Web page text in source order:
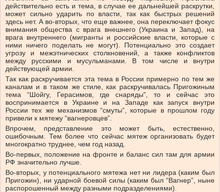
действительно есть и тема, в случае ее дальнейшей раскрутки,
может сильно ударить по власти, так как быстрых решений
здесь нет. А во-вторых, что еще важнее, она переключает фокус
внимания общества с врага внешнего (Украина и Запад), на
врага внутреннего (мигранты и российские власти, которые с
ними ничего поделать не могут). Потенциально это создает
угрозу и межэтнических столкновений, а также конфликтов
между русскими и мусульманами. В том числе и внутри
действующей армии.
Так как раскручивается эта тема в России примерно по тем же
каналам и в таком же стиле, как раскручивалась Пригожиным
тема “Шойгу, Герасимов, где снаряды”, то и сейчас это
воспринимается в Украине и на Западе как запуск внутри
России тех же механизмов “смуты”, которые в прошлом году
привели к мятежу “вагнеровцев”.
Впрочем, представление это может быть, естественно,
ошибочным. Тем более что сейчас мятеж организовать будет
многократно труднее, чем год назад.
Во-первых, положение на фронте и баланс сил там для армии
РФ значительно лучше.
Во-вторых, у потенциального мятежа нет ни лидера (каким был
Пригожин), ни ударной боевой силы (каким был “Вагнер”, ныне
распорошенный между разными подразделениями).